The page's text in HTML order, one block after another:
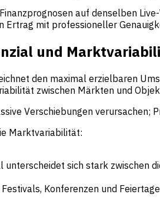
auf denselben
Ertrag mit professioneller
und
den maximal erzielbaren
zwischen Märkten und
Verschiebungen verursachen;
Marktvariabilität:
unterscheidet sich stark zwischen
Festivals, Konferenzen und